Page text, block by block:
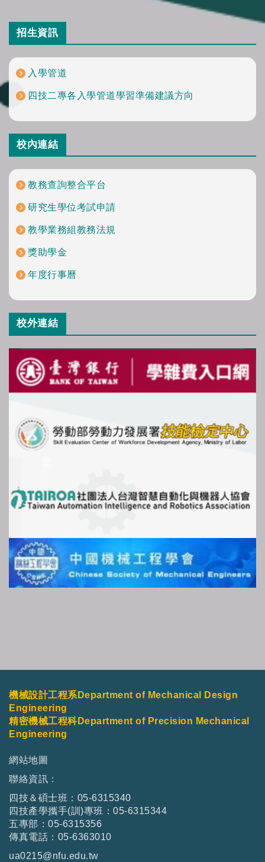
招生資訊
入學管道
四技二專各入學管道學習準備建議方向
校內連結
教務查詢整合平台
研究生學位考試申請
教學業務組教務法規
獎助學金
年度行事曆
校外連結
機械設計工程系Department of Mechanical Design
Engineering
精密機械工程科Department of Precision Mechanical
Engineering
網站地圖
聯絡資訊：
四技＆碩士班：05-6315340
四技產學攜手(訓)專班：05-6315344
五專部：05-6315356
傳真電話：05-6363010
ua0215@nfu.edu.tw